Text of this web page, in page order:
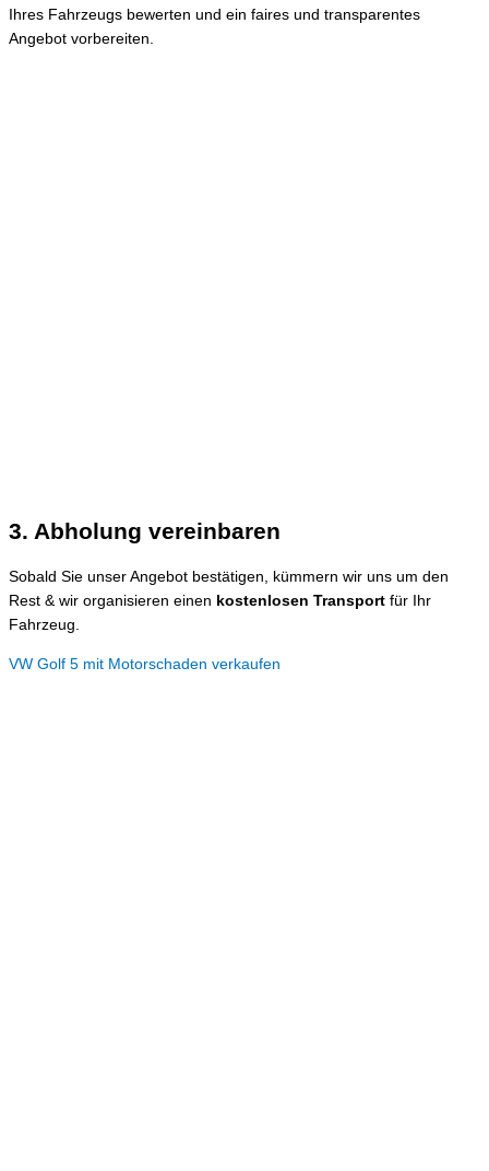
Ihres Fahrzeugs bewerten und ein faires und transparentes
Angebot vorbereiten.
3. Abholung vereinbaren
Sobald Sie unser Angebot bestätigen, kümmern wir uns um den
Rest & wir organisieren einen kostenlosen Transport für Ihr
Fahrzeug.
VW Golf 5 mit Motorschaden verkaufen